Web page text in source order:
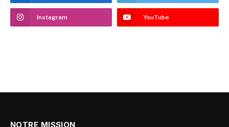
Instagram YouTube
NOTRE MISSION